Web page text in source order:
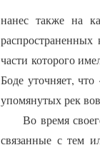
нанес также на
части которого
Боде уточняет,
упомянутых рек
Во время своего
связанные с тем